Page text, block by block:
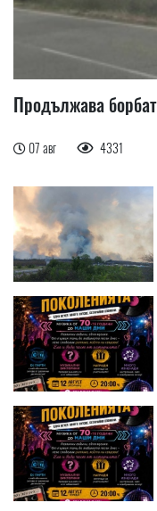
Продължава
07 авг 4331